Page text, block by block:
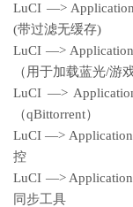
LuCI —>
(带过滤无缓存)
LuCI —>
（用于加载蓝光/游
LuCI —>
（qBittorrent）
LuCI —>
控
LuCI —>
同步工具